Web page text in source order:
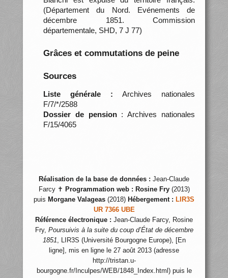
(Département du Nord. Evénements de
décembre 1851. Commission
départementale, SHD, 7 J 77)
Grâces et commutations de peine
Sources
Liste générale : Archives nationales
F/7/*/2588
Dossier de pension: Archives nationales
F/15/4065
Réalisation de la base de données : Jean-Claude
Farcy ✝ Programmation web : Rosine Fry(2013)
puis Morgane Valageas (2018) Hébergement : LIR3S
UR 7366 UBE
Référence électronique : Jean-Claude Farcy, Rosine
Fry, Poursuivis à la suite du coup d’État de décembre
1851, LIR3S (Université Bourgogne Europe), [En
ligne], mis en ligne le 27 août 2013 (adresse
http://tristan.u-
bourgogne.fr/Inculpes/WEB/1848_Index.html) puis le